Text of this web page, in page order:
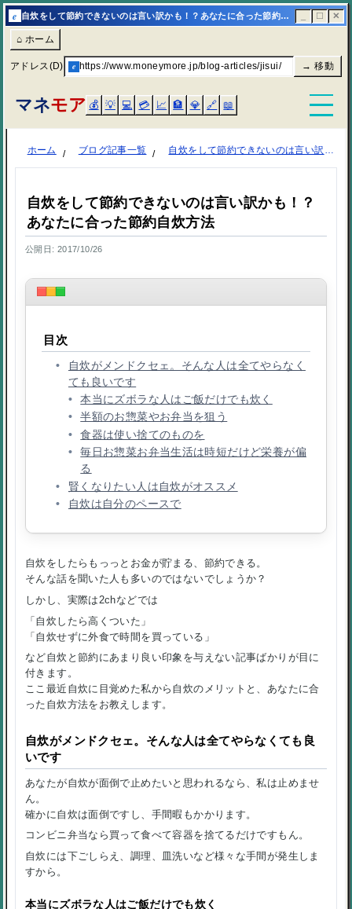
e 自炊をして節約できないのは言い訳かも！？あなたに合った節約自炊方法 | マネモア ☐ ✕
⌂ ホーム
アドレス(D) e https://www.moneymore.jp/blog-articles/jisui/ → 移動
マネモア 💰 💡 💻 💳 📈 🏦 💎 🔗 📖
ホーム ブログ記事一覧 自炊をして節約できないのは言い訳かも！？あなたに合った節約自炊方法
自炊をして節約できないのは言い訳かも！？
あなたに合った節約自炊方法
公開日: 2017/10/26
目次
自炊がメンドクセェ。そんな人は全てやらなく
ても良いです
本当にズボラな人はご飯だけでも炊く
半額のお惣菜やお弁当を狙う
食器は使い捨てのものを
毎日お惣菜お弁当生活は時短だけど栄養が偏
る
賢くなりたい人は自炊がオススメ
自炊は自分のペースで
自炊をしたらもっっとお金が貯まる、節約できる。
そんな話を聞いた人も多いのではないでしょうか？
しかし、実際は2chなどでは
「自炊したら高くついた」
「自炊せずに外食で時間を買っている」
など自炊と節約にあまり良い印象を与えない記事ばかりが目に
付きます。
ここ最近自炊に目覚めた私から自炊のメリットと、あなたに合
った自炊方法をお教えします。
自炊がメンドクセェ。そんな人は全てやらなくても良
いです
あなたが自炊が面倒で止めたいと思われるなら、私は止めませ
ん。
確かに自炊は面倒ですし、手間暇もかかります。
コンビニ弁当なら買って食べて容器を捨てるだけですもん。
自炊には下ごしらえ、調理、皿洗いなど様々な手間が発生しま
すから。
本当にズボラな人はご飯だけでも炊く